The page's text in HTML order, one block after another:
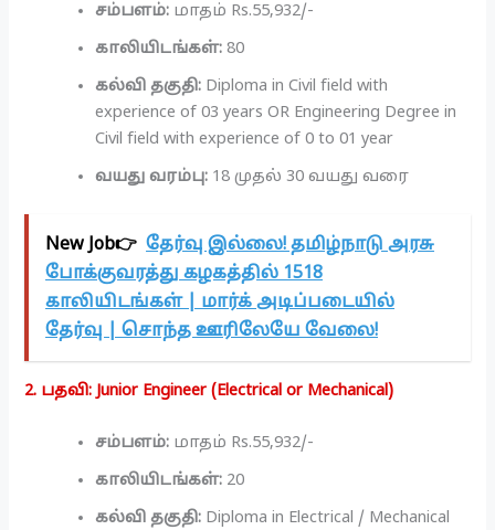
சம்பளம்: மாதம் Rs.55,932/-
காலியிடங்கள்: 80
கல்வி தகுதி: Diploma in Civil field with
experience of 03 years OR Engineering Degree in
Civil field with experience of 0 to 01 year
வயது வரம்பு: 18 முதல் 30 வயது வரை
New Job👉 தேர்வு இல்லை! தமிழ்நாடு அரசு
போக்குவரத்து கழகத்தில் 1518
காலியிடங்கள் | மார்க் அடிப்படையில்
தேர்வு | சொந்த ஊரிலேயே வேலை!
2. பதவி: Junior Engineer (Electrical or Mechanical)
சம்பளம்: மாதம் Rs.55,932/-
காலியிடங்கள்: 20
கல்வி தகுதி: Diploma in Electrical / Mechanical